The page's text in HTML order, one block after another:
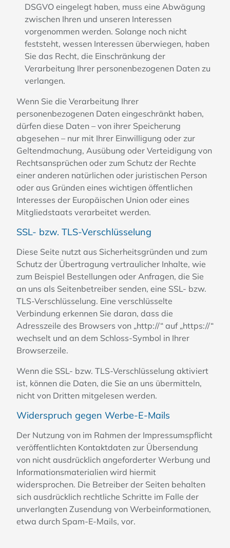
DSGVO eingelegt haben, muss eine Abwägung
zwischen Ihren und unseren Interessen
vorgenommen werden. Solange noch nicht
feststeht, wessen Interessen überwiegen, haben
Sie das Recht, die Einschränkung der
Verarbeitung Ihrer personenbezogenen Daten zu
verlangen.
Wenn Sie die Verarbeitung Ihrer
personenbezogenen Daten eingeschränkt haben,
dürfen diese Daten – von ihrer Speicherung
abgesehen – nur mit Ihrer Einwilligung oder zur
Geltendmachung, Ausübung oder Verteidigung von
Rechtsansprüchen oder zum Schutz der Rechte
einer anderen natürlichen oder juristischen Person
oder aus Gründen eines wichtigen öffentlichen
Interesses der Europäischen Union oder eines
Mitgliedstaats verarbeitet werden.
SSL- bzw. TLS-Verschlüsselung
Diese Seite nutzt aus Sicherheitsgründen und zum
Schutz der Übertragung vertraulicher Inhalte, wie
zum Beispiel Bestellungen oder Anfragen, die Sie
an uns als Seitenbetreiber senden, eine SSL- bzw.
TLS-Verschlüsselung. Eine verschlüsselte
Verbindung erkennen Sie daran, dass die
Adresszeile des Browsers von „http://“ auf „https://“
wechselt und an dem Schloss-Symbol in Ihrer
Browserzeile.
Wenn die SSL- bzw. TLS-Verschlüsselung aktiviert
ist, können die Daten, die Sie an uns übermitteln,
nicht von Dritten mitgelesen werden.
Widerspruch gegen Werbe-E-Mails
Der Nutzung von im Rahmen der Impressumspflicht
veröffentlichten Kontaktdaten zur Übersendung
von nicht ausdrücklich angeforderter Werbung und
Informationsmaterialien wird hiermit
widersprochen. Die Betreiber der Seiten behalten
sich ausdrücklich rechtliche Schritte im Falle der
unverlangten Zusendung von Werbeinformationen,
etwa durch Spam-E-Mails, vor.